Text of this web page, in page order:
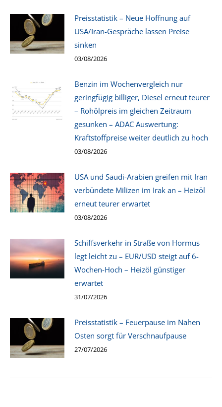
Preisstatistik – Neue Hoffnung auf
USA/Iran-Gespräche lassen Preise
sinken
03/08/2026
Benzin im Wochenvergleich nur
geringfügig billiger, Diesel erneut teurer
– Rohölpreis im gleichen Zeitraum
gesunken – ADAC Auswertung:
Kraftstoffpreise weiter deutlich zu hoch
03/08/2026
USA und Saudi-Arabien greifen mit Iran
verbündete Milizen im Irak an – Heizöl
erneut teurer erwartet
03/08/2026
Schiffsverkehr in Straße von Hormus
legt leicht zu – EUR/USD steigt auf 6-
Wochen-Hoch – Heizöl günstiger
erwartet
31/07/2026
Preisstatistik – Feuerpause im Nahen
Osten sorgt für Verschnaufpause
27/07/2026